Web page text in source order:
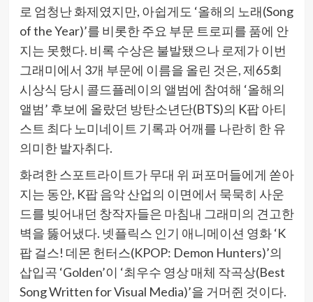
로 엄청난 화제였지만, 아쉽게도 ‘올해의 노래(Song
of the Year)’를 비롯한 주요 부문 트로피를 품에 안
지는 못했다. 비록 수상은 불발됐으나 로제가 이번
그래미에서 3개 부문에 이름을 올린 것은, 제65회
시상식 당시 콜드플레이의 앨범에 참여해 ‘올해의
앨범’ 후보에 올랐던 방탄소년단(BTS)의 K팝 아티
스트 최다 노미네이트 기록과 어깨를 나란히 한 유
의미한 발자취다.
화려한 스포트라이트가 무대 위 퍼포머들에게 쏟아
지는 동안, K팝 음악 산업의 이면에서 묵묵히 사운
드를 빚어내던 창작자들은 마침내 그래미의 견고한
벽을 뚫어냈다. 넷플릭스 인기 애니메이션 영화 ‘K
팝 걸스! 데몬 헌터스(KPOP: Demon Hunters)’의
삽입곡 ‘Golden’이 ‘최우수 영상 매체 작곡상(Best
Song Written for Visual Media)’을 거머쥔 것이다.